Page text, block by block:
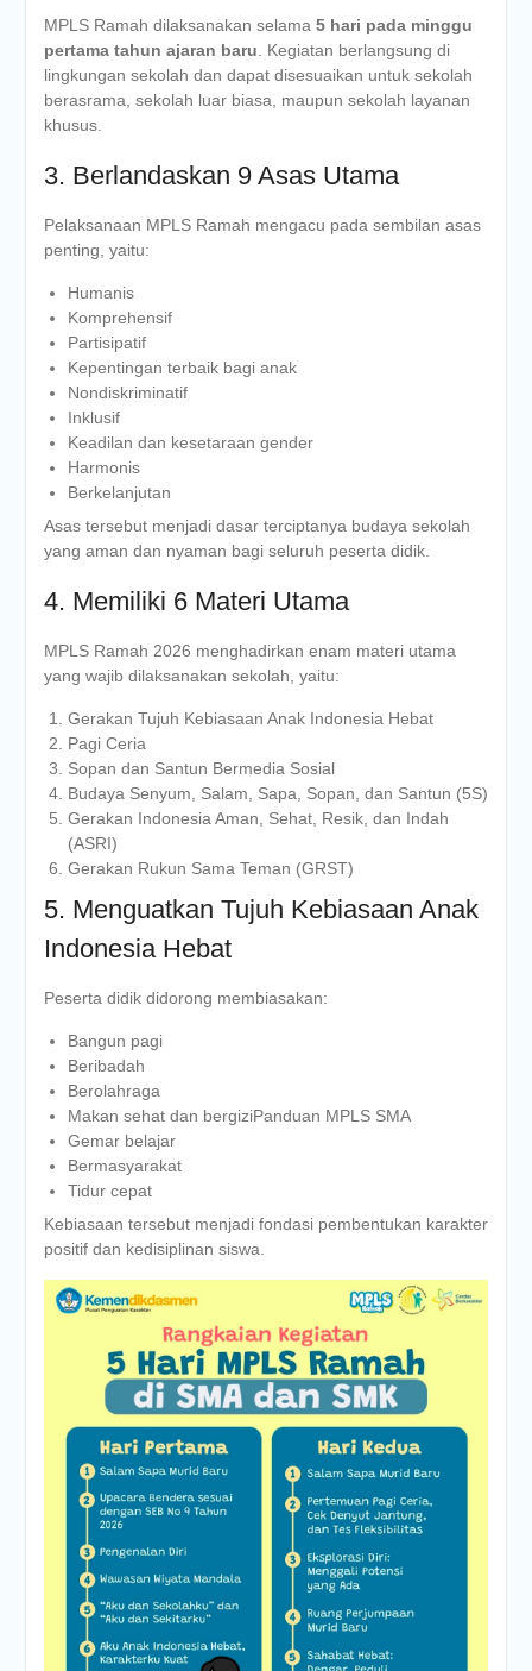
MPLS Ramah dilaksanakan selama 5 hari pada minggu
pertama tahun ajaran baru . Kegiatan berlangsung di
lingkungan sekolah dan dapat disesuaikan untuk sekolah
berasrama, sekolah luar biasa, maupun sekolah layanan
khusus.
3. Berlandaskan 9 Asas Utama
Pelaksanaan MPLS Ramah mengacu pada sembilan asas
penting, yaitu:
Humanis
Komprehensif
Partisipatif
Kepentingan terbaik bagi anak
Nondiskriminatif
Inklusif
Keadilan dan kesetaraan gender
Harmonis
Berkelanjutan
Asas tersebut menjadi dasar terciptanya budaya sekolah
yang aman dan nyaman bagi seluruh peserta didik.
4. Memiliki 6 Materi Utama
MPLS Ramah 2026 menghadirkan enam materi utama
yang wajib dilaksanakan sekolah, yaitu:
Gerakan Tujuh Kebiasaan Anak Indonesia Hebat
Pagi Ceria
Sopan dan Santun Bermedia Sosial
Budaya Senyum, Salam, Sapa, Sopan, dan Santun (5S)
Gerakan Indonesia Aman, Sehat, Resik, dan Indah
(ASRI)
Gerakan Rukun Sama Teman (GRST)
5. Menguatkan Tujuh Kebiasaan Anak
Indonesia Hebat
Peserta didik didorong membiasakan:
Bangun pagi
Beribadah
Berolahraga
Makan sehat dan bergiziPanduan MPLS SMA
Gemar belajar
Bermasyarakat
Tidur cepat
Kebiasaan tersebut menjadi fondasi pembentukan karakter
positif dan kedisiplinan siswa.